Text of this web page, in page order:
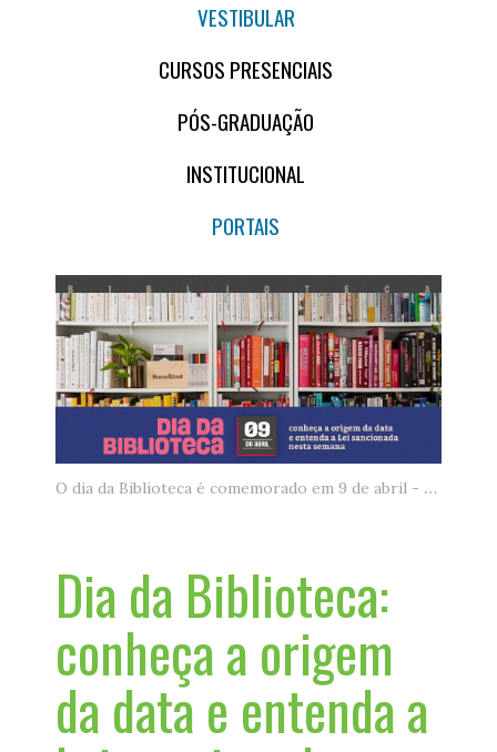
VESTIBULAR
CURSOS PRESENCIAIS
PÓS-GRADUAÇÃO
INSTITUCIONAL
PORTAIS
O dia da Biblioteca é comemorado em 9 de abril - Foto de Luisa Brimble/Unsplash
Dia da Biblioteca:
conheça a origem
da data e entenda a